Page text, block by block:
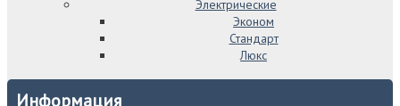
Электрические
Эконом
Стандарт
Люкс
Информация